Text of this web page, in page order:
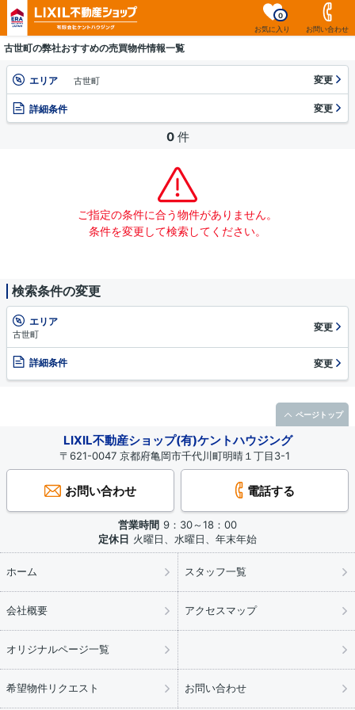
お気に入り
0
お問い合わせ
古世町の弊社おすすめの売買物件情報一覧
エリア 古世町 変更
詳細条件 変更
0 件
ご指定の条件に合う物件がありません。
条件を変更して検索してください。
検索条件の変更
エリア
古世町
変更
詳細条件 変更
LIXIL不動産ショップ(有)ケントハウジング
〒621-0047 京都府亀岡市千代川町明晴１丁目3-1
お問い合わせ 電話する
営業時間 9：30～18：00
定休日 火曜日、水曜日、年末年始
ホーム スタッフ一覧
会社概要 アクセスマップ
オリジナルページ一覧
希望物件リクエスト お問い合わせ
ページトップ